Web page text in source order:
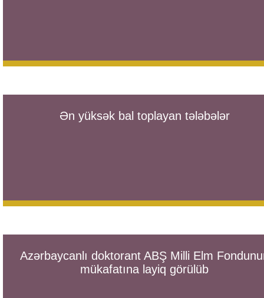
Ən yüksək bal toplayan tələbələr
Azərbaycanlı doktorant ABŞ Milli Elm
mükafatına layiq görülüb